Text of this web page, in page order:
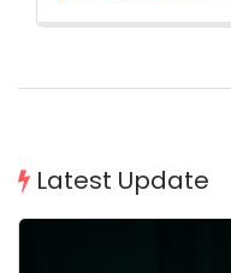
Latest Update